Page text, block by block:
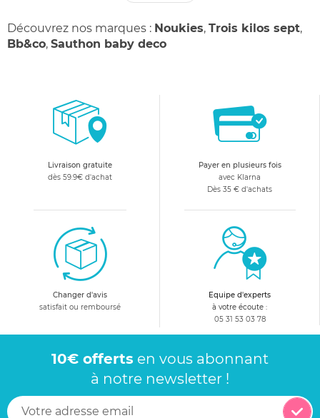
Découvrez nos marques : Noukies, Trois kilos sept,
Bb&co, Sauthon baby deco
Livraison gratuite
dès 59.9€ d'achat
Payer en plusieurs fois
avec Klarna
Dès 35 € d'achats
Changer d'avis
satisfait ou remboursé
Equipe d'experts
à votre écoute :
05 31 53 03 78
10€ offerts en vous abonnant
à notre newsletter !